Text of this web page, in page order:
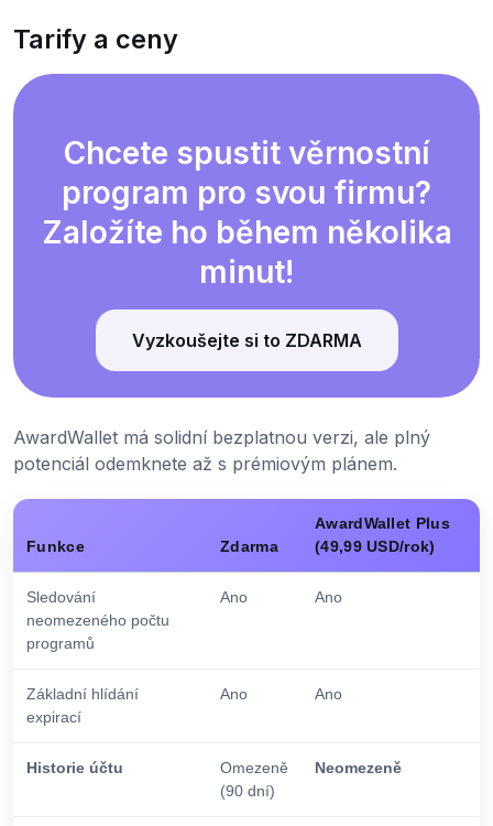
Tarify a ceny
Chcete spustit věrnostní
program pro svou firmu?
Založíte ho během několika
minut!
Vyzkoušejte si to ZDARMA
AwardWallet má solidní bezplatnou verzi, ale plný
potenciál odemknete až s prémiovým plánem.
Funkce Zdarma
AwardWallet Plus
(49,99 USD/rok)
Sledování
neomezeného počtu
programů
Ano Ano
Základní hlídání
expirací
Ano Ano
Historie účtu
Omezeně
(90 dní)
Neomezeně